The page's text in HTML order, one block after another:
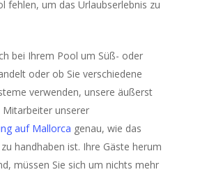
fehlen, um das Urlaubserlebnis zu
bei Ihrem Pool um Süß- oder
oder ob Sie verschiedene
verwenden, unsere äußerst
unserer
auf Mallorca genau, wie das
handhaben ist. Ihre Gäste herum
müssen Sie sich um nichts mehr